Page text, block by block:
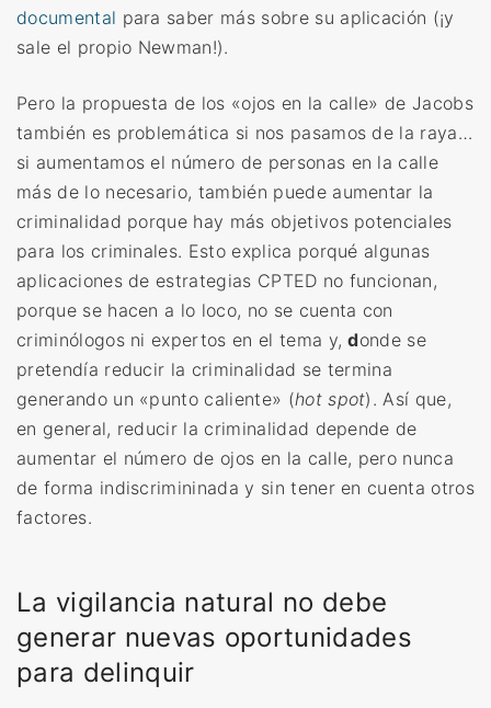
documental para saber más sobre su aplicación (¡y
sale el propio Newman!).
Pero la propuesta de los «ojos en la calle» de Jacobs
también es problemática si nos pasamos de la raya…
si aumentamos el número de personas en la calle
más de lo necesario, también puede aumentar la
criminalidad porque hay más objetivos potenciales
para los criminales. Esto explica porqué algunas
aplicaciones de estrategias CPTED no funcionan,
porque se hacen a lo loco, no se cuenta con
criminólogos ni expertos en el tema y,donde se
pretendía reducir la criminalidad se termina
generando un «punto caliente» (hot spot). Así que,
en general, reducir la criminalidad depende de
aumentar el número de ojos en la calle, pero nunca
de forma indiscrimininada y sin tener en cuenta otros
factores.
La vigilancia natural no debe
generar nuevas oportunidades
para delinquir